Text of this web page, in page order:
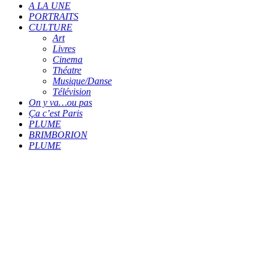
A LA UNE
PORTRAITS
CULTURE
Art
Livres
Cinema
Théatre
Musique/Danse
Télévision
On y va…ou pas
Ça c’est Paris
PLUME
BRIMBORION
PLUME